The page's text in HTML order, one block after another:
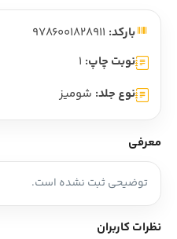
بارکد:
نوبت چاپ: 1
نوع جلد: شومیز
معرفی
توضیحی ثبت نشده است.
نظرات کاربران